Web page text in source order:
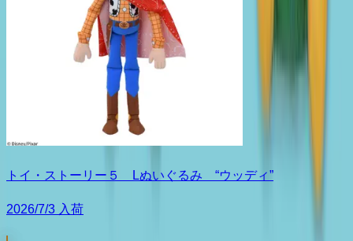
トイ・ストーリー５ Lぬいぐるみ “ウッディ”
2026/7/3 入荷